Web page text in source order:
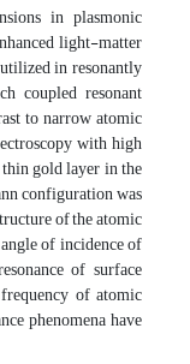
in plasmonic
light-matter
in resonantly
coupled resonant
to narrow atomic
with high
gold layer in the
configuration was
of the atomic
of incidence of
of surface
of atomic
phenomena have